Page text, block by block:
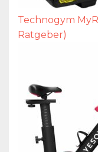
Technogym
Ratgeber)